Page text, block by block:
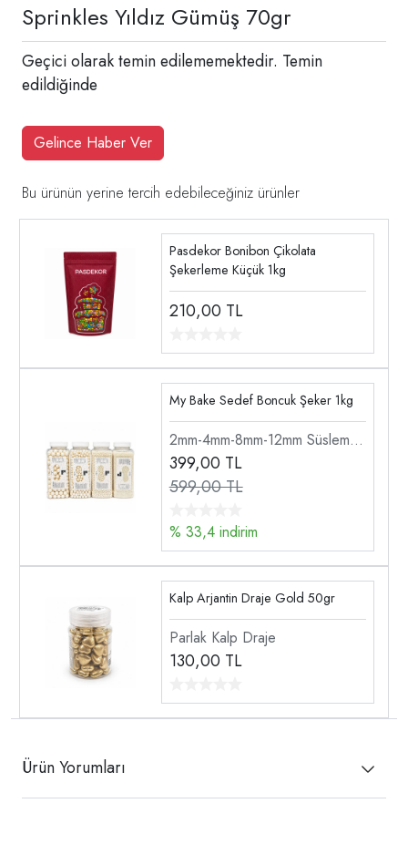
Sprinkles Yıldız Gümüş 70gr
Geçici olarak temin edilememektedir. Temin
edildiğinde
Gelince Haber Ver
Bu ürünün yerine tercih edebileceğiniz ürünler
Pasdekor Bonibon Çikolata
Şekerleme Küçük 1kg
210,00 TL
My Bake Sedef Boncuk Şeker 1kg
2mm-4mm-8mm-12mm Süsleme
Şekeri
399,00 TL
599,00 TL
% 33,4 indirim
Kalp Arjantin Draje Gold 50gr
Parlak Kalp Draje
130,00 TL
Ürün Yorumları